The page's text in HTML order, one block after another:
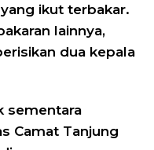
ikut terbakar.
lainnya,
dua kepala
sementara
Camat Tanjung